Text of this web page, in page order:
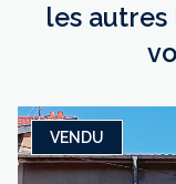
les
VENDU